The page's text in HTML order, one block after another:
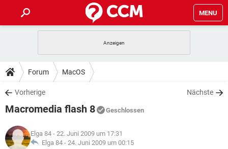
MENU
ANDROID
WINDOWS 10
WHATSAPP TIKTOK
FACEBOOK
TIPPS & TRICKS
SPIELE
WHATSAPP
DOWNLOADS
SPIELE STREAMING
ANDROID
WINDOWS 10 INSTAGRAM
SPIELE
LEXIKON
Forum MacOS
Vorherige Nächste
Macromedia flash 8 Geschlossen
Elga 84 - 22. Juni 2009 um 17:31
Elga 84 - 24. Juni 2009 um 00:15